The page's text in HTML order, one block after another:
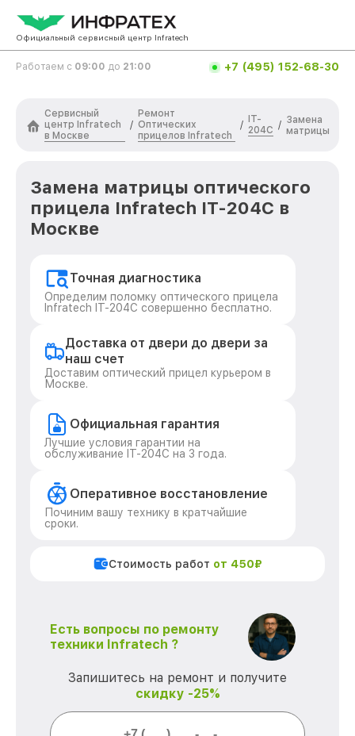
Официальный сервисный центр Infratech
Работаем с 09:00 до 21:00 +7 (495) 152-68-30
Сервисный
центр Infratech
в Москве
/
Ремонт
Оптических
прицелов Infratech
/
IT-
204C / Замена
матрицы
Замена матрицы оптического
прицела Infratech IT-204C в
Москве
Точная диагностика
Определим поломку оптического прицела
Infratech IT-204C совершенно бесплатно.
Доставка от двери до двери за
наш счет
Доставим оптический прицел курьером в
Москве.
Официальная гарантия
Лучшие условия гарантии на
обслуживание IT-204C на 3 года.
Оперативное восстановление
Починим вашу технику в кратчайшие
сроки.
Стоимость работ от 450₽
Есть вопросы по ремонту
техники Infratech ?
Запишитесь на ремонт и получите
скидку -25%